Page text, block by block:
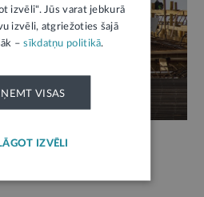
darbinieku nomā
izvēli". Jūs varat jebkurā
izvēli, atgriežoties šajā
–sīkdatņu politikā.
VISAS
IZVĒLI